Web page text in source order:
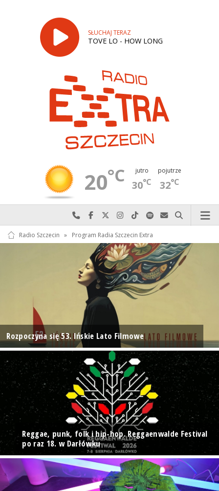
SŁUCHAJ TERAZ
TOVE LO - HOW LONG
20°C jutro
30°C
pojutrze
32°C
Najlepiej po prostu do nas zadzwoń
Odwiedź nas na Facebook-u
Odwiedź nas na X
Odwiedź nas na Instagram-ie
Odwiedź nas na TikTok-u
Szukaj nas na Spotify
Wyślij do nas
Szukaj
Radio Szczecin » Program Radia Szczecin Extra
Rozpoczyna się 53. Ińskie Lato Filmowe
Reggae, punk, folk i hip-hop. Reggaenwalde Festival
po raz 18. w Darłówku